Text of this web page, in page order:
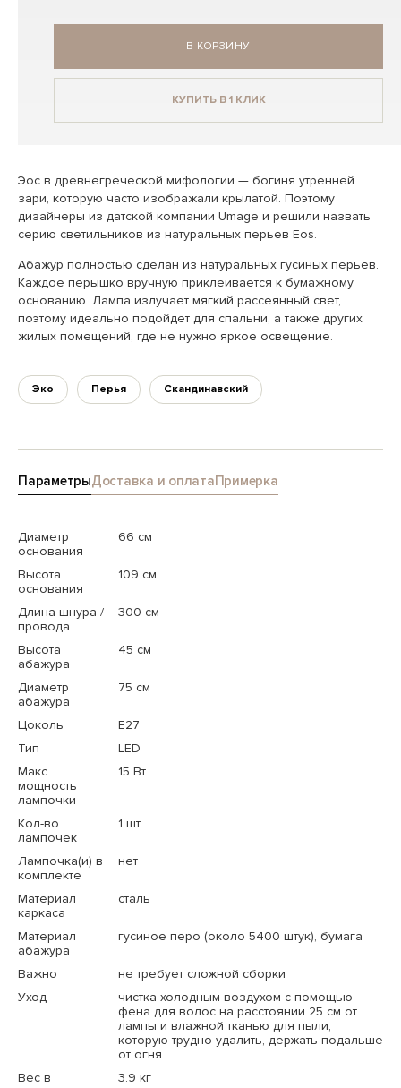
В КОРЗИНУ
КУПИТЬ В 1 КЛИК
Эос в древнегреческой мифологии — богиня утренней
зари, которую часто изображали крылатой. Поэтому
дизайнеры из датской компании Umage и решили назвать
серию светильников из натуральных перьев Eos.
Абажур полностью сделан из натуральных гусиных перьев.
Каждое перышко вручную приклеивается к бумажному
основанию. Лампа излучает мягкий рассеянный свет,
поэтому идеально подойдет для спальни, а также других
жилых помещений, где не нужно яркое освещение.
Эко Перья Скандинавский
ПараметрыДоставка и оплатаПримерка
Диаметр
основания
66 см
Высота
основания
109 см
Длина шнура /
провода
300 см
Высота
абажура
45 см
Диаметр
абажура
75 см
Цоколь
E27
Тип
LED
Макс.
мощность
лампочки
15 Вт
Кол-во
лампочек
1 шт
Лампочка(и) в
комплекте
нет
Материал
каркаса
сталь
Материал
абажура
гусиное перо (около 5400 штук), бумага
Важно
не требует сложной сборки
Уход
чистка холодным воздухом с помощью
фена для волос на расстоянии 25 см от
лампы и влажной тканью для пыли,
которую трудно удалить, держать подальше
от огня
Вес в
3.9 кг